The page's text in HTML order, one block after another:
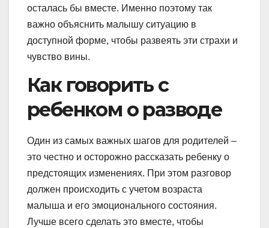
осталась бы вместе. Именно поэтому так
важно объяснить малышу ситуацию в
доступной форме, чтобы развеять эти страхи и
чувство вины.
Как говорить с
ребенком о разводе
Один из самых важных шагов для родителей –
это честно и осторожно рассказать ребенку о
предстоящих изменениях. При этом разговор
должен происходить с учетом возраста
малыша и его эмоционального состояния.
Лучше всего сделать это вместе, чтобы